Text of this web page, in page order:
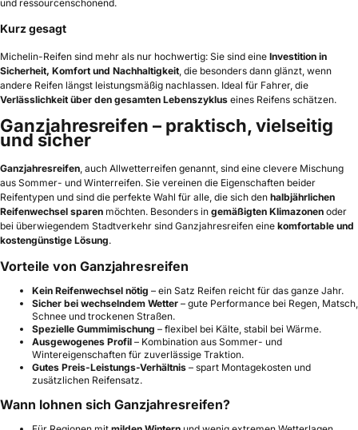
und ressourcenschonend.
Kurz gesagt
Michelin-Reifen sind mehr als nur hochwertig: Sie sind eine Investition in
Sicherheit, Komfort und Nachhaltigkeit , die besonders dann glänzt, wenn
andere Reifen längst leistungsmäßig nachlassen. Ideal für Fahrer, die
Verlässlichkeit über den gesamten Lebenszyklus eines Reifens schätzen.
Ganzjahresreifen – praktisch, vielseitig
und sicher
Ganzjahresreifen , auch Allwetterreifen genannt, sind eine clevere Mischung
aus Sommer- und Winterreifen. Sie vereinen die Eigenschaften beider
Reifentypen und sind die perfekte Wahl für alle, die sich den halbjährlichen
Reifenwechsel sparen möchten. Besonders in gemäßigten Klimazonen oder
bei überwiegendem Stadtverkehr sind Ganzjahresreifen eine komfortable und
kostengünstige Lösung.
Vorteile von Ganzjahresreifen
Kein Reifenwechsel nötig – ein Satz Reifen reicht für das ganze Jahr.
Sicher bei wechselndem Wetter – gute Performance bei Regen, Matsch,
Schnee und trockenen Straßen.
Spezielle Gummimischung – flexibel bei Kälte, stabil bei Wärme.
Ausgewogenes Profil – Kombination aus Sommer- und
Wintereigenschaften für zuverlässige Traktion.
Gutes Preis-Leistungs-Verhältnis – spart Montagekosten und
zusätzlichen Reifensatz.
Wann lohnen sich Ganzjahresreifen?